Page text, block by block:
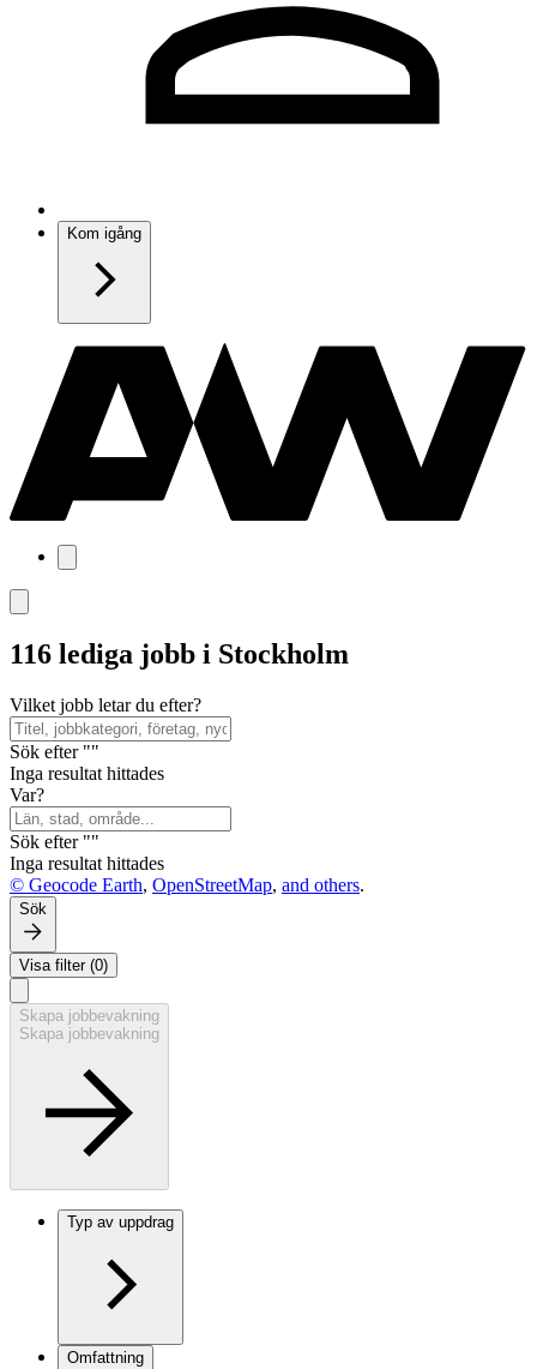
Kom igång
116 lediga jobb i Stockholm
Vilket jobb letar du efter?
Sök efter ""
Inga resultat hittades
Var?
Sök efter ""
Inga resultat hittades
© Geocode Earth, OpenStreetMap, and others.
Sök
Visa filter (0)
Skapa jobbevakning
Skapa jobbevakning
Typ av uppdrag
Omfattning